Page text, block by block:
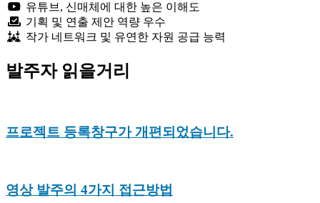
유튜브, 신매체에 대한 높은 이해도
기획 및 연출 제안 역량 우수
작가 네트워크 및 유연한 자원 공급 능력
발주자 읽을거리
프로젝트 등록창구가 개편되었습니다.
영상 발주의 4가지 접근방법